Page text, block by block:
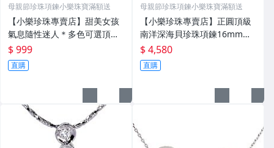
母親節珍珠項鍊小樂珠寶滿額送
【小樂珍珠專賣店】甜美女孩
氣息隨性迷人＊多色可選頂級
天然珍珠耳環＊可改夾式
$ 999
直購
母親節珍珠項鍊小樂珠寶滿額送
【小樂珍珠專賣店】正圓頂級
南洋深海貝珍珠項鍊16mm大
顆粒
$ 4,580
直購